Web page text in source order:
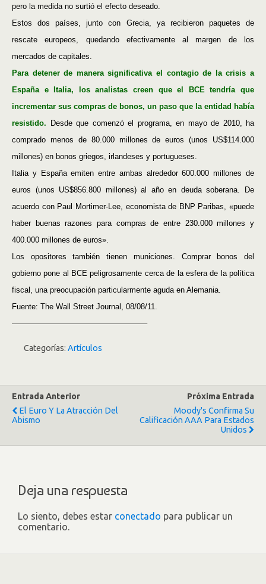
pero la medida no surtió el efecto deseado.
Estos dos países, junto con Grecia, ya recibieron paquetes de
rescate europeos, quedando efectivamente al margen de los
mercados de capitales.
Para detener de manera significativa el contagio de la crisis a
España e Italia, los analistas creen que el BCE tendría que
incrementar sus compras de bonos, un paso que la entidad había
resistido. Desde que comenzó el programa, en mayo de 2010, ha
comprado menos de 80.000 millones de euros (unos US$114.000
millones) en bonos griegos, irlandeses y portugueses.
Italia y España emiten entre ambas alrededor 600.000 millones de
euros (unos US$856.800 millones) al año en deuda soberana. De
acuerdo con Paul Mortimer-Lee, economista de BNP Paribas, «puede
haber buenas razones para compras de entre 230.000 millones y
400.000 millones de euros».
Los opositores también tienen municiones. Comprar bonos del
gobierno pone al BCE peligrosamente cerca de la esfera de la política
fiscal, una preocupación particularmente aguda en Alemania.
Fuente: The Wall Street Journal, 08/08/11.
—————————————————–
Categorías: Artículos
Entrada Anterior
El Euro Y La Atracción Del
Abismo
Próxima Entrada
Moody's Confirma Su
Calificación AAA Para Estados
Unidos
Deja una respuesta
Lo siento, debes estar conectado para publicar un
comentario.